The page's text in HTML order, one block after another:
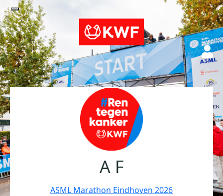
A F
ASML Marathon Eindhoven 2026